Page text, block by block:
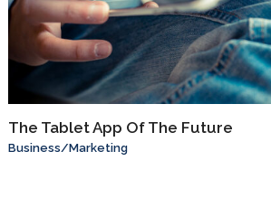
The Tablet App Of The Future
Business/Marketing